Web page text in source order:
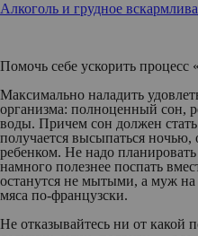
Алкоголь и грудное
Помочь себе ускорить процесс
Максимально наладить
организма: полноценный сон,
воды. Причем сон должен
получается высыпаться ночью,
ребенком. Не надо
намного полезнее поспать
останутся не мытыми, а муж
мяса по-французски.
Не отказывайтесь ни от